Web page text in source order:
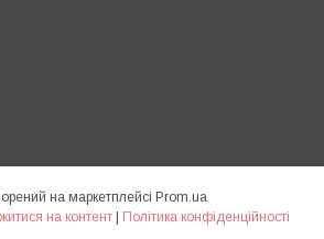
на маркетплейсі Prom.ua
на контент | Політика конфіденційності